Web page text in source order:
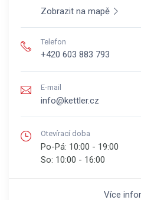
Zobrazit na mapě
Telefon
+420 603 883 793
E-mail
info@kettler.cz
Otevírací doba
Po-Pá: 10:00 - 19:00
So: 10:00 - 16:00
Více